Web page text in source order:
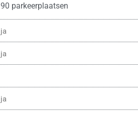
90 parkeerplaatsen
ja
ja
ja